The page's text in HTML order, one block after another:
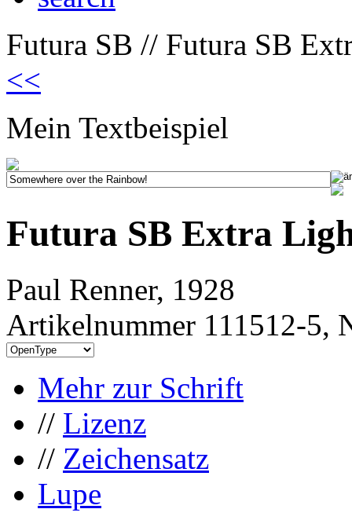
Futura SB // Futura SB
<<
Mein Textbeispiel
Futura SB Extra
Paul Renner, 1928
Artikelnummer 111512-5,
Mehr zur Schrift
// Lizenz
// Zeichensatz
Lupe